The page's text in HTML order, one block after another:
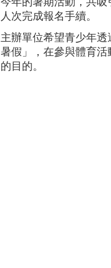
人次完成報名手續。
主辦單位希望青少年
暑假」，在參與體育
的目的。